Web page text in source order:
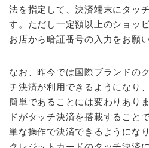
法を指定して、決済端末にタッ
す。ただし一定額以上のショッ
お店から暗証番号の入力をお願
なお、昨今では国際ブランドの
チ決済が利用できるようになり
簡単であることには変わりあり
ドがタッチ決済を搭載すること
単な操作で決済できるようになり